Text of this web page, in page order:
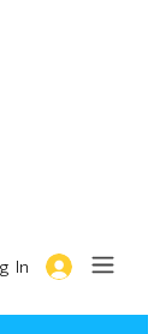
In